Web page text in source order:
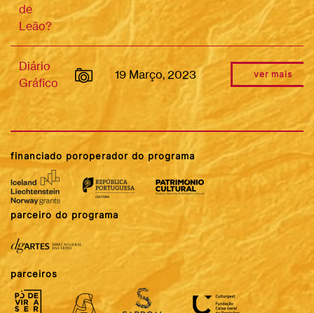
de
Leão?
Diário
Gráfico
19 Março, 2023 ver mais
financiado poroperador do programa
parceiro do programa
parceiros